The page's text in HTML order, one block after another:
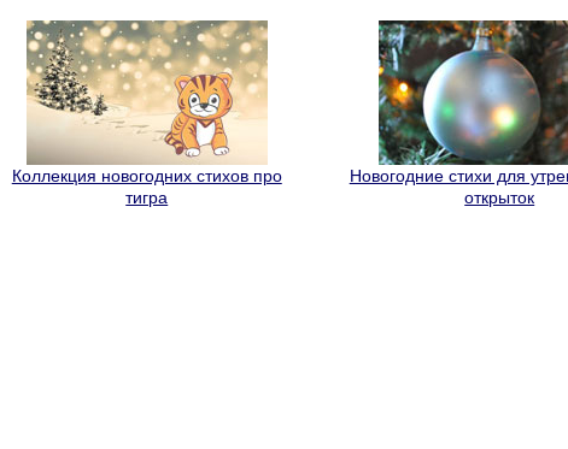
Коллекция новогодних стихов про
тигра
Новогодние стихи для
открыток